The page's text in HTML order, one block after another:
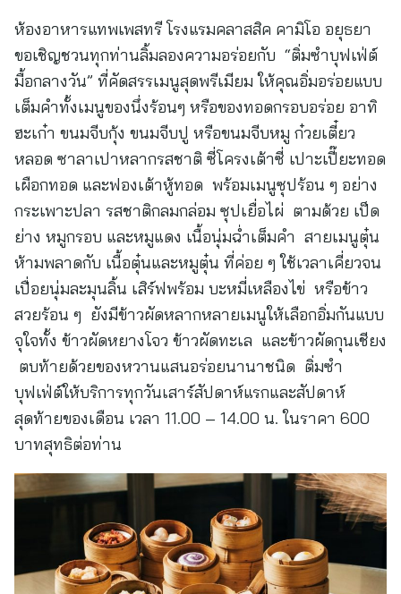
ห้องอาหารแทพเพสทรี โรงแรมคลาสสิค คามิโอ อยุธยา
ขอเชิญชวนทุกท่านลิ้มลองความอร่อยกับ “ติ่มซำบุฟเฟ่ต์
มื้อกลางวัน” ที่คัดสรรเมนูสุดพรีเมียม ให้คุณอิ่มอร่อยแบบ
เต็มคำทั้งเมนูของนึ่งร้อนๆ หรือของทอดกรอบอร่อย อาทิ
ฮะเก๋า ขนมจีบกุ้ง ขนมจีบปู หรือขนมจีบหมู ก๋วยเตี๋ยว
หลอด ซาลาเปาหลากรสชาติ ซี่โครงเต้าซี่ เปาะเปี๊ยะทอด
เผือกทอด และฟองเต้าหู้ทอด พร้อมเมนูซุปร้อน ๆ อย่าง
กระเพาะปลา รสชาติกลมกล่อม ซุปเยื่อไผ่ ตามด้วย เป็ด
ย่าง หมูกรอบ และหมูแดง เนื้อนุ่มฉ่ำเต็มคำ สายเมนูตุ๋น
ห้ามพลาดกับ เนื้อตุ๋นและหมูตุ๋น ที่ค่อย ๆ ใช้เวลาเคี่ยวจน
เปื่อยนุ่มละมุนลิ้น เสิร์ฟพร้อม บะหมี่เหลืองไข่ หรือข้าว
สวยร้อน ๆ ยังมีข้าวผัดหลากหลายเมนูให้เลือกอิ่มกันแบบ
จุใจทั้ง ข้าวผัดหยางโจว ข้าวผัดทะเล และข้าวผัดกุนเชียง
ตบท้ายด้วยของหวานแสนอร่อยนานาชนิด ติ่มซำ
บุฟเฟ่ต์ให้บริการทุกวันเสาร์สัปดาห์แรกและสัปดาห์
สุดท้ายของเดือน เวลา 11.00 – 14.00 น. ในราคา 600
บาทสุทธิต่อท่าน